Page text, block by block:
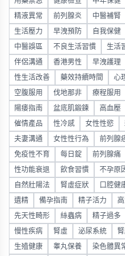
精液異常 前列腺炎 中醫補腎
生活壓力 早洩預防 自我保健
中醫誤區 不良生活習慣 生活
伴侶溝通 香港男性 早洩護理
性生活改善 藥效持續時間 心
空腹服用 伐地那非 療程服用
陽痿指南 盆底肌鍛鍊 高血壓
催情產品 性冷感 女性性慾
夫妻溝通 女性性行為 前列腺
免疫性不育 每日錠 前列腺痛
性功能衰退 飲食習慣 不孕原
自然壯陽法 腎虛症狀 口腔健
遺精 備孕指南 精子活力
先天性畸形 絲蟲病 精子過多
慢性疾病 腎虛 泌尿系統
生殖健康 睾丸保養 染色體異